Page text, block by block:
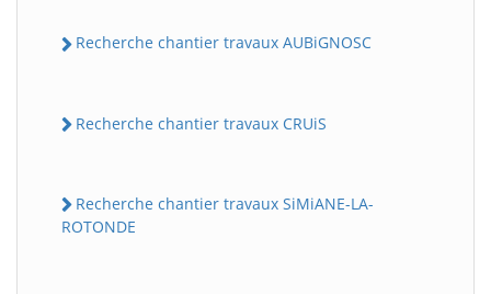
Recherche chantier travaux AUBiGNOSC
Recherche chantier travaux CRUiS
Recherche chantier travaux SiMiANE-LA-
ROTONDE